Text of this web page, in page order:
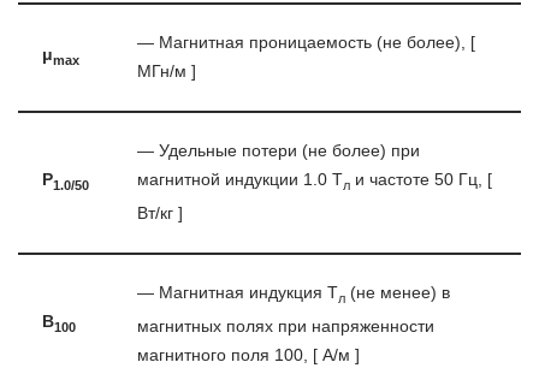
μmax
— Магнитная проницаемость (не более), [
МГн/м ]
P1.0/50
— Удельные потери (не более) при
магнитной индукции 1.0 Тл и частоте 50 Гц, [
Вт/кг ]
B100
— Магнитная индукция Tл (не менее) в
магнитных полях при напряженности
магнитного поля 100, [ А/м ]